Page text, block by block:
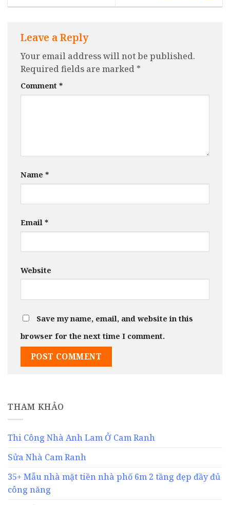
Leave a Reply
Your email address will not be published.
Required fields are marked *
Comment *
Name *
Email *
Website
Save my name, email, and website in this
browser for the next time I comment.
THAM KHẢO
Thi Công Nhà Anh Lam Ở Cam Ranh
Sửa Nhà Cam Ranh
35+ Mẫu nhà mặt tiền nhà phố 6m 2 tầng đẹp đầy đủ
công năng